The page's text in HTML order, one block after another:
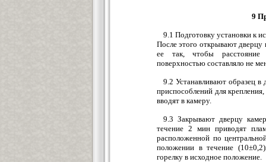
9
9.1 Подготовку установки к
После этого открывают дверцу
ее так, чтобы
поверхностью составляло не
9.2 Устанавливают образец
приспособлений для
вводят в камеру.
9.3 Закрывают дверцу
течение 2 мин приводят
расположенной по
положении в течение
горелку в исходное положение.